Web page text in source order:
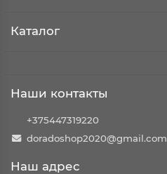
Каталог
Наши контакты
+375447319220
doradoshop2020@gmail.com
Наш адрес